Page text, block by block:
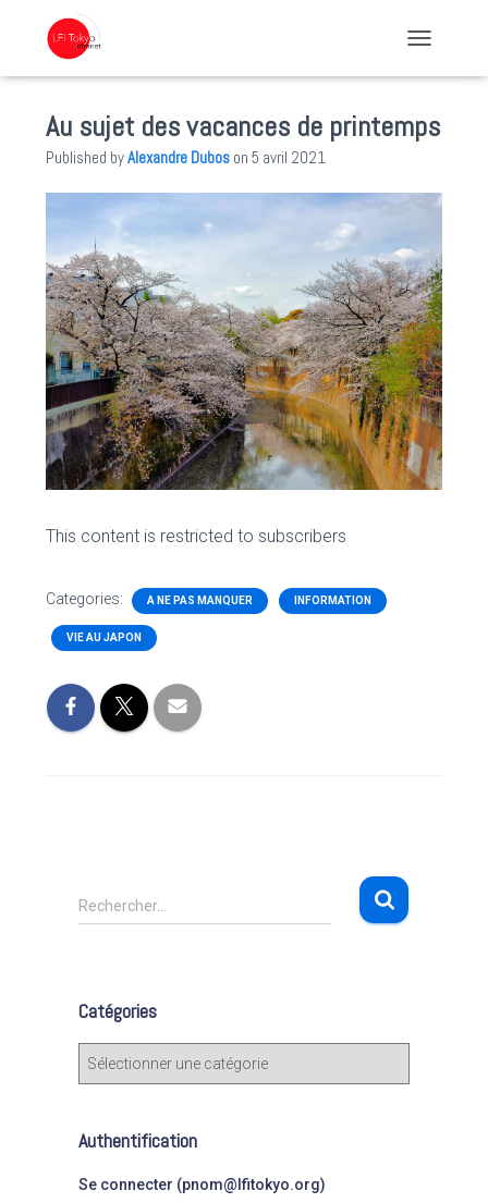
Au sujet des vacances de printemps
Published byAlexandre Dubos on 5 avril 2021
This content is restricted to subscribers
Categories: A NE PAS MANQUER INFORMATION
VIE AU JAPON
R
e
r
c
e
Rechercher…
Catégories
C
g
o
Authentification
Se connecter (pnom@lfitokyo.org)